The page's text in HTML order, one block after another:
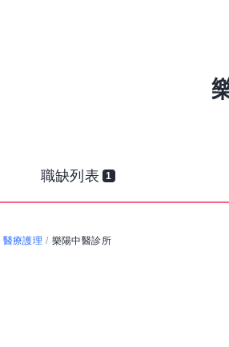
職缺列表 1
醫療護理 / 樂陽中醫診所